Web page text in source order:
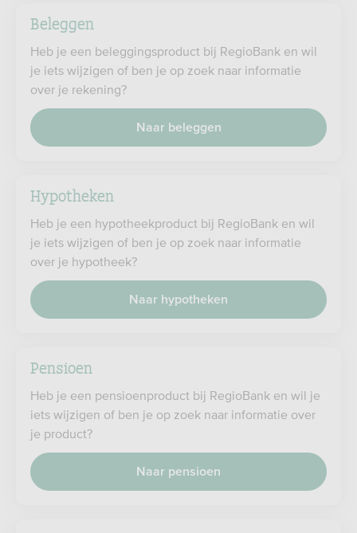
Beleggen
Heb je een beleggingsproduct bij RegioBank en wil
je iets wijzigen of ben je op zoek naar informatie
over je rekening?
Naar beleggen
Hypotheken
Heb je een hypotheekproduct bij RegioBank en wil
je iets wijzigen of ben je op zoek naar informatie
over je hypotheek?
Naar hypotheken
Pensioen
Heb je een pensioenproduct bij RegioBank en wil je
iets wijzigen of ben je op zoek naar informatie over
je product?
Naar pensioen